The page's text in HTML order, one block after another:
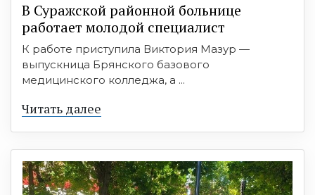
В Суражской районной больнице
работает молодой специалист
К работе приступила Виктория Мазур —
выпускница Брянского базового
медицинского колледжа, а ...
Читать далее